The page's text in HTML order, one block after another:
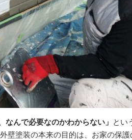
なんで必要なのかわからない」 とい
壁塗装の本来の目的は、お家の保